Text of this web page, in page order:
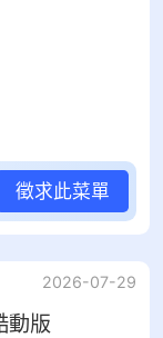
徵求此菜單
2026-07-29
動版